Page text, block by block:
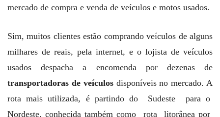
mercado de compra e venda de veículos e motos usados.
Sim, muitos clientes estão comprando veículos de alguns
milhares de reais, pela internet, e o lojista de veículos
usados despacha a encomenda por dezenas de
transportadoras de veículosdisponíveis no mercado. A
rota mais utilizada, é partindo do Sudeste para o
Nordeste, conhecida também como rota litorânea por